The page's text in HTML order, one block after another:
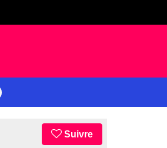
Suivre